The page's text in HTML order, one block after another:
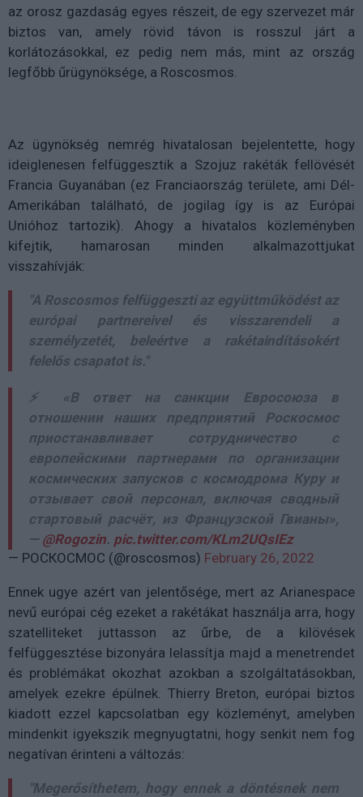
az orosz gazdaság egyes részeit, de egy szervezet már
biztos van, amely rövid távon is rosszul járt a
korlátozásokkal, ez pedig nem más, mint az ország
legfőbb űrügynöksége, a Roscosmos.
Az ügynökség nemrég hivatalosan bejelentette, hogy
ideiglenesen felfüggesztik a Szojuz rakéták fellövését
Francia Guyanában (ez Franciaország területe, ami Dél-
Amerikában található, de jogilag így is az Európai
Unióhoz tartozik). Ahogy a hivatalos közleményben
kifejtik, hamarosan minden alkalmazottjukat
visszahívják:
"A Roscosmos felfüggeszti az együttműködést az
európai partnereivel és visszarendeli a
személyzetét, beleértve a rakétaindításokért
felelős csapatot is."
⚡ «В ответ на санкции Евросоюза в
отношении наших предприятий Роскосмос
приостанавливает сотрудничество с
европейскими партнерами по организации
космических запусков с космодрома Куру и
отзывает свой персонал, включая сводный
стартовый расчёт, из Французской Гвианы»,
— @Rogozin. pic.twitter.com/KLm2UQsIEz
— РОСКОСМОС (@roscosmos) February 26, 2022
Ennek ugye azért van jelentősége, mert az Arianespace
nevű európai cég ezeket a rakétákat használja arra, hogy
szatelliteket juttasson az űrbe, de a kilövések
felfüggesztése bizonyára lelassítja majd a menetrendet
és problémákat okozhat azokban a szolgáltatásokban,
amelyek ezekre épülnek. Thierry Breton, európai biztos
kiadott ezzel kapcsolatban egy közleményt, amelyben
mindenkit igyekszik megnyugtatni, hogy senkit nem fog
negatívan érinteni a változás:
"Megerősíthetem, hogy ennek a döntésnek nem